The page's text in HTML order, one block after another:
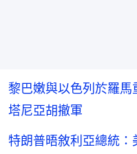
黎巴嫩與以色列於羅
塔尼亞胡撤軍
特朗普晤敘利亞總統